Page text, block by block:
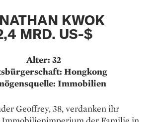
KWOK
MRD. US-$
Alter: 32
Hongkong
Immobilien
Geoffrey, 38, verdanken ihr